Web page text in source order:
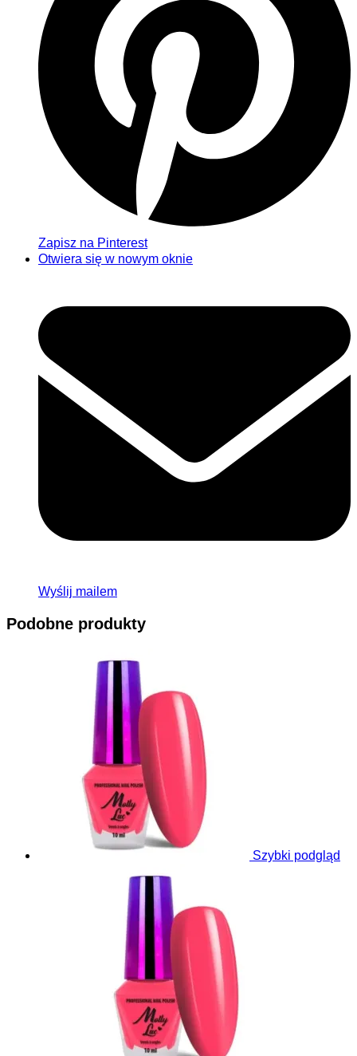
Zapisz na Pinterest
Otwiera się w nowym oknie
Wyślij mailem
Podobne produkty
Szybki podgląd